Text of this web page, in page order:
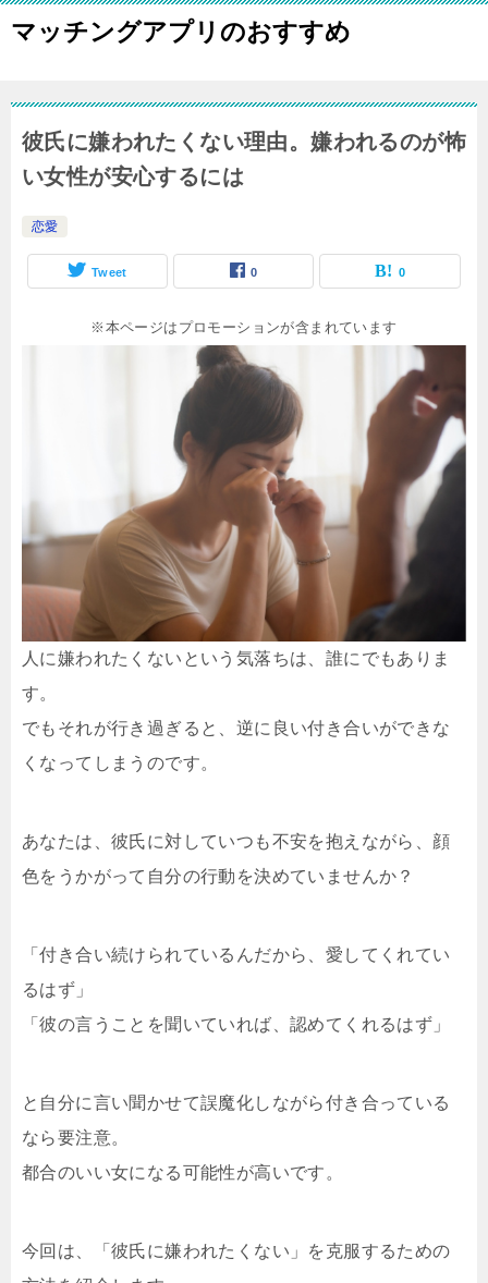
マッチングアプリのおすすめ
彼氏に嫌われたくない理由。嫌われるのが怖
い女性が安心するには
恋愛
Tweet 0 0
※本ページはプロモーションが含まれています
人に嫌われたくないという気落ちは、誰にでもありま
す。
でもそれが行き過ぎると、逆に良い付き合いができな
くなってしまうのです。
あなたは、彼氏に対していつも不安を抱えながら、顔
色をうかがって自分の行動を決めていませんか？
「付き合い続けられているんだから、愛してくれてい
るはず」
「彼の言うことを聞いていれば、認めてくれるはず」
と自分に言い聞かせて誤魔化しながら付き合っている
なら要注意。
都合のいい女になる可能性が高いです。
今回は、「彼氏に嫌われたくない」を克服するための